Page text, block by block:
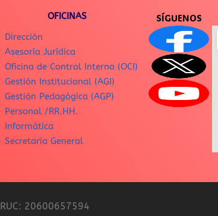
OFICINAS
Dirección
Asesoría Jurídica
Oficina de Control Interno (OCI)
Gestión Institucional (AGI)
Gestión Pedagógica (AGP)
Personal /RR.HH.
Informática
Secretaría General
SÍGUENOS
RUC: 20600657594